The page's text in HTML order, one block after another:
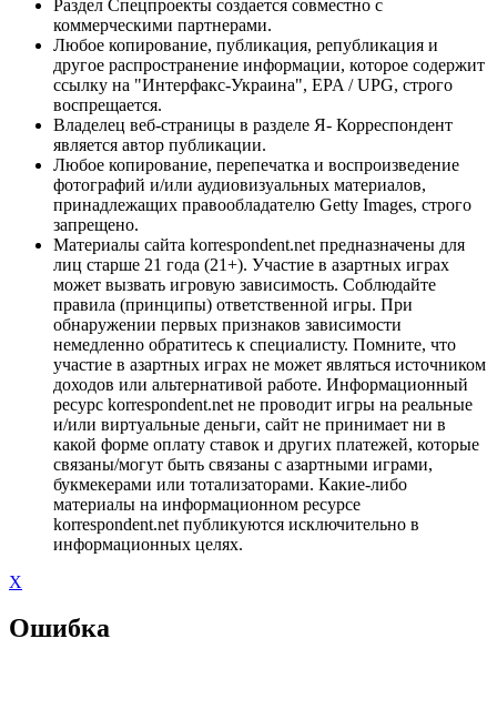
Раздел Спецпроекты создается совместно с
коммерческими партнерами.
Любое копирование, публикация, републикация и
другое распространение информации, которое содержит
ссылку на "Интерфакс-Украина", EPA / UPG, строго
воспрещается.
Владелец веб-страницы в разделе Я- Корреспондент
является автор публикации.
Любое копирование, перепечатка и воспроизведение
фотографий и/или аудиовизуальных материалов,
принадлежащих правообладателю Getty Images, строго
запрещено.
Материалы сайта korrespondent.net предназначены для
лиц старше 21 года (21+). Участие в азартных играх
может вызвать игровую зависимость. Соблюдайте
правила (принципы) ответственной игры. При
обнаружении первых признаков зависимости
немедленно обратитесь к специалисту. Помните, что
участие в азартных играх не может являться источником
доходов или альтернативой работе. Информационный
ресурс korrespondent.net не проводит игры на реальные
и/или виртуальные деньги, сайт не принимает ни в
какой форме оплату ставок и других платежей, которые
связаны/могут быть связаны с азартными играми,
букмекерами или тотализаторами. Какие-либо
материалы на информационном ресурсе
korrespondent.net публикуются исключительно в
информационных целях.
X
Ошибка